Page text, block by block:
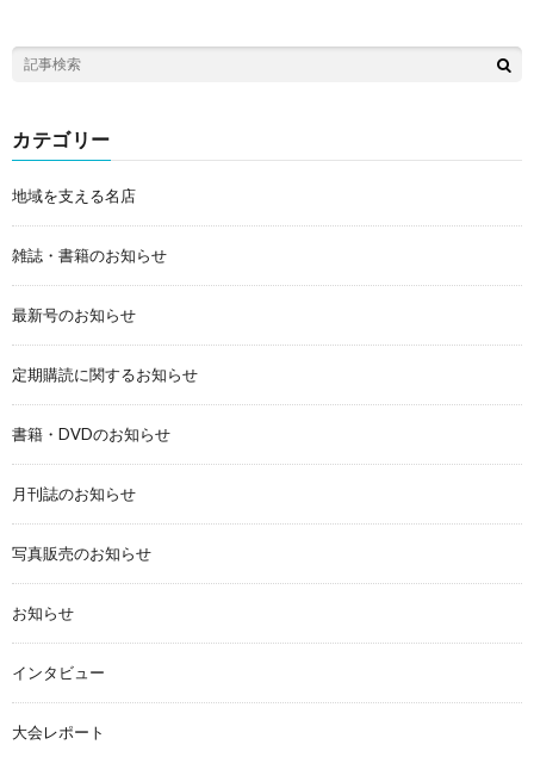
カテゴリー
地域を支える名店
雑誌・書籍のお知らせ
最新号のお知らせ
定期購読に関するお知らせ
書籍・DVDのお知らせ
月刊誌のお知らせ
写真販売のお知らせ
お知らせ
インタビュー
大会レポート